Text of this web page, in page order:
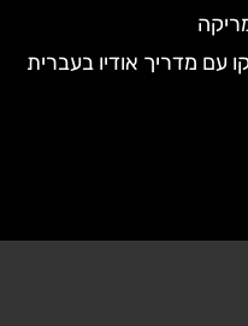
עם מדריך אודיו בעברית